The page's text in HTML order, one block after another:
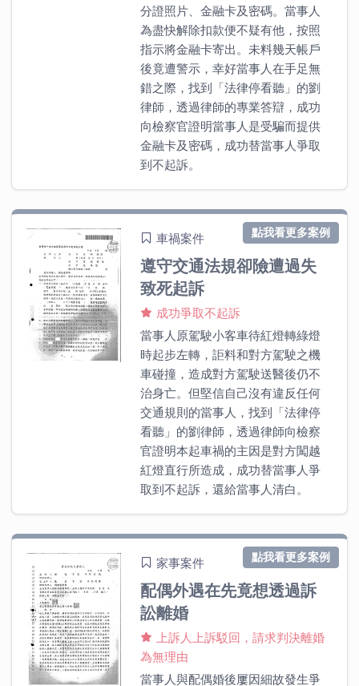
分證照片、金融卡及密碼。當事人
為盡快解除扣款便不疑有他，按照
指示將金融卡寄出。未料幾天帳戶
後竟遭警示，幸好當事人在手足無
錯之際，找到「法律停看聽」的劉
律師，透過律師的專業答辯，成功
向檢察官證明當事人是受騙而提供
金融卡及密碼，成功替當事人爭取
到不起訴。
車禍案件
遵守交通法規卻險遭過失
致死起訴
成功爭取不起訴
當事人原駕駛小客車待紅燈轉綠燈
時起步左轉，詎料和對方駕駛之機
車碰撞，造成對方駕駛送醫後仍不
治身亡。但堅信自己沒有違反任何
交通規則的當事人，找到「法律停
看聽」的劉律師，透過律師向檢察
官證明本起車禍的主因是對方闖越
紅燈直行所造成，成功替當事人爭
取到不起訴，還給當事人清白。
點我看更多案例
家事案件
配偶外遇在先竟想透過訴
訟離婚
上訴人上訴駁回，請求判決離婚
為無理由
當事人與配偶婚後屢因細故發生爭
點我看更多案例